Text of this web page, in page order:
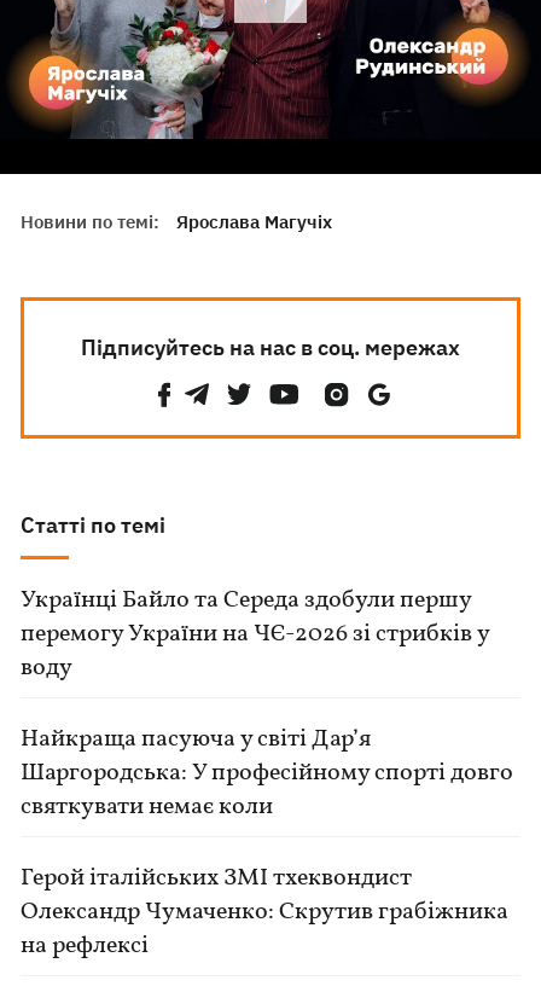
Новини по темі: Ярослава Магучіх
Підписуйтесь на нас в соц. мережах
Статті по темі
Українці Байло та Середа здобули першу
перемогу України на ЧЄ-2026 зі стрибків у
воду
Найкраща пасуюча у світі Дар’я
Шаргородська: У професійному спорті довго
святкувати немає коли
Герой італійських ЗМІ тхеквондист
Олександр Чумаченко: Скрутив грабіжника
на рефлексі